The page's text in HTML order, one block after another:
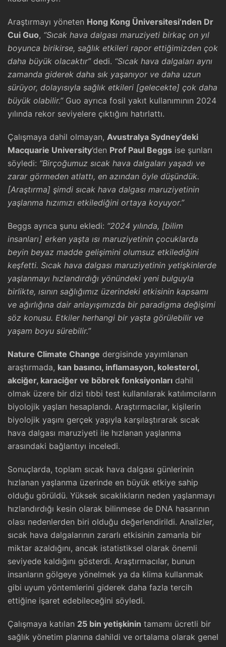
Araştırmayı yöneten Hong Kong Üniversitesi’nden Dr
Cui Guo, “Sıcak hava dalgası maruziyeti birkaç on yıl
boyunca birikirse, sağlık etkileri rapor ettiğimizden çok
daha büyük olacaktır”dedi. “Sıcak hava dalgaları aynı
zamanda giderek daha sık yaşanıyor ve daha uzun
sürüyor, dolayısıyla sağlık etkileri [gelecekte] çok daha
büyük olabilir.”Guo ayrıca fosil yakıt kullanımının 2024
yılında rekor seviyelere çıktığını hatırlattı.
Çalışmaya dahil olmayan, Avustralya Sydney’deki
Macquarie University’den Prof Paul Beggs ise şunları
söyledi: “Birçoğumuz sıcak hava dalgaları yaşadı ve
zarar görmeden atlattı, en azından öyle düşündük.
[Araştırma] şimdi sıcak hava dalgası maruziyetinin
yaşlanma hızımızı etkilediğini ortaya koyuyor.”
Beggs ayrıca şunu ekledi: “2024 yılında, [bilim
insanları] erken yaşta ısı maruziyetinin çocuklarda
beyin beyaz madde gelişimini olumsuz etkilediğini
keşfetti. Sıcak hava dalgası maruziyetinin yetişkinlerde
yaşlanmayı hızlandırdığı yönündeki yeni bulguyla
birlikte, ısının sağlığımız üzerindeki etkisinin kapsamı
ve ağırlığına dair anlayışımızda bir paradigma değişimi
söz konusu. Etkiler herhangi bir yaşta görülebilir ve
yaşam boyu sürebilir.”
Nature Climate Change dergisinde yayımlanan
araştırmada, kan basıncı, inflamasyon, kolesterol,
akciğer, karaciğer ve böbrek fonksiyonları dahil
olmak üzere bir dizi tıbbi test kullanılarak katılımcıların
biyolojik yaşları hesaplandı. Araştırmacılar, kişilerin
biyolojik yaşını gerçek yaşıyla karşılaştırarak sıcak
hava dalgası maruziyeti ile hızlanan yaşlanma
arasındaki bağlantıyı inceledi.
Sonuçlarda, toplam sıcak hava dalgası günlerinin
hızlanan yaşlanma üzerinde en büyük etkiye sahip
olduğu görüldü. Yüksek sıcaklıkların neden yaşlanmayı
hızlandırdığı kesin olarak bilinmese de DNA hasarının
olası nedenlerden biri olduğu değerlendirildi. Analizler,
sıcak hava dalgalarının zararlı etkisinin zamanla bir
miktar azaldığını, ancak istatistiksel olarak önemli
seviyede kaldığını gösterdi. Araştırmacılar, bunun
insanların gölgeye yönelmek ya da klima kullanmak
gibi uyum yöntemlerini giderek daha fazla tercih
ettiğine işaret edebileceğini söyledi.
Çalışmaya katılan 25 bin yetişkinin tamamı ücretli bir
sağlık yönetim planına dahildi ve ortalama olarak genel